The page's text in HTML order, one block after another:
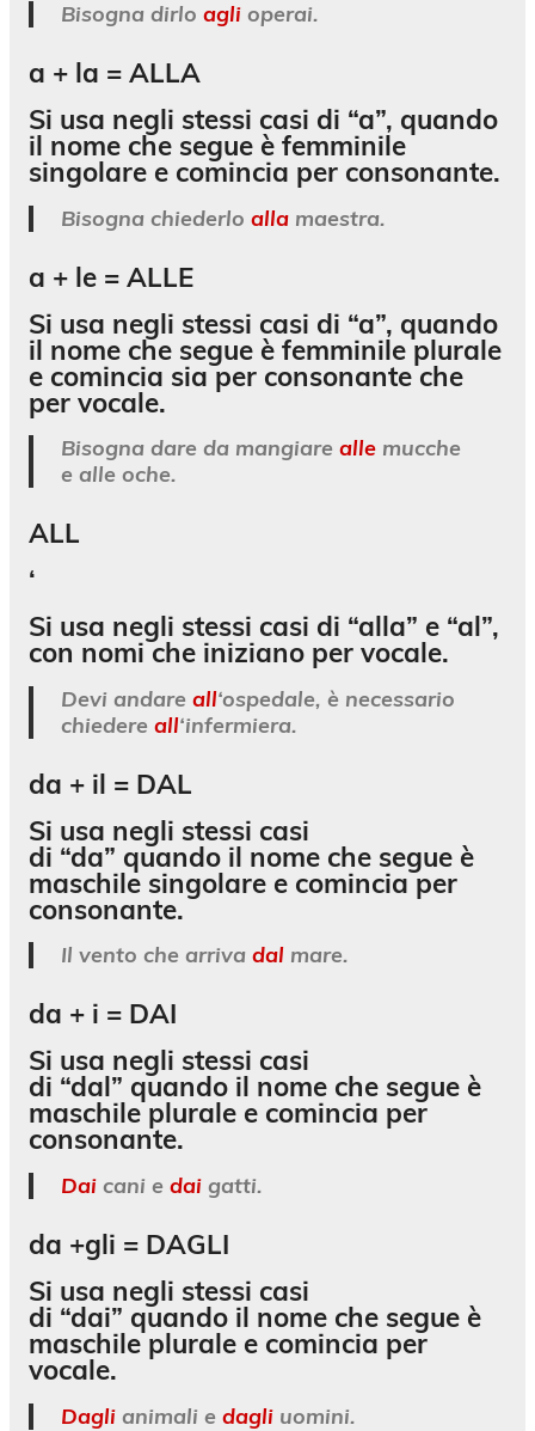
Bisogna dirlo aglioperai.
a + la = ALLA
Si usa negli stessi casi di “a”, quando
il nome che segue è femminile
singolare e comincia per consonante.
Bisogna chiederlo allamaestra.
a + le = ALLE
Si usa negli stessi casi di “a”, quando
il nome che segue è femminile plurale
e comincia sia per consonante che
per vocale.
Bisogna dare da mangiare allemucche
e alle oche.
ALL
‘
Si usa negli stessi casi di “alla” e “al”,
con nomi che iniziano per vocale.
Devi andare all‘ospedale, è necessario
chiedere all‘infermiera.
da + il = DAL
Si usa negli stessi casi
di “da” quando il nome che segue è
maschile singolare e comincia per
consonante.
Il vento che arriva dalmare.
da + i = DAI
Si usa negli stessi casi
di “dal” quando il nome che segue è
maschile plurale e comincia per
consonante.
Daicani e daigatti.
da +gli = DAGLI
Si usa negli stessi casi
di “dai” quando il nome che segue è
maschile plurale e comincia per
vocale.
Daglianimali e dagliuomini.